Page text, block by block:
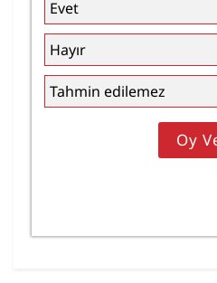
Evet
Hayır
Tahmin edilemez